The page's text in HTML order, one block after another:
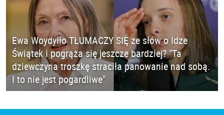
Ewa Woydyłło TŁUMACZY SIĘ ze słów o Idze
Świątek i pogrąża się jeszcze bardziej? "Ta
dziewczyna troszkę straciła panowanie nad sobą.
I to nie jest pogardliwe"